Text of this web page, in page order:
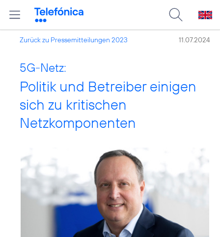
Zurück zu Pressemitteilungen 2023 11.07.2024
5G-Netz:
Politik und Betreiber einigen
sich zu kritischen
Netzkomponenten